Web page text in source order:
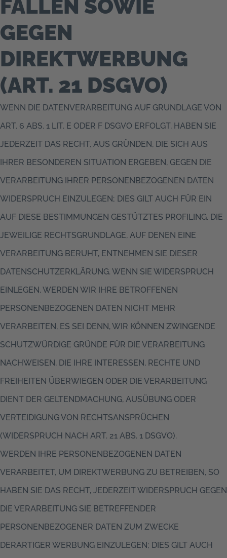
FÄLLEN SOWIE
GEGEN
DIREKTWERBUNG
(ART. 21 DSGVO)
WENN DIE DATENVERARBEITUNG AUF GRUNDLAGE VON
ART. 6 ABS. 1 LIT. E ODER F DSGVO ERFOLGT, HABEN SIE
JEDERZEIT DAS RECHT, AUS GRÜNDEN, DIE SICH AUS
IHRER BESONDEREN SITUATION ERGEBEN, GEGEN DIE
VERARBEITUNG IHRER PERSONENBEZOGENEN DATEN
WIDERSPRUCH EINZULEGEN; DIES GILT AUCH FÜR EIN
AUF DIESE BESTIMMUNGEN GESTÜTZTES PROFILING. DIE
JEWEILIGE RECHTSGRUNDLAGE, AUF DENEN EINE
VERARBEITUNG BERUHT, ENTNEHMEN SIE DIESER
DATENSCHUTZERKLÄRUNG. WENN SIE WIDERSPRUCH
EINLEGEN, WERDEN WIR IHRE BETROFFENEN
PERSONENBEZOGENEN DATEN NICHT MEHR
VERARBEITEN, ES SEI DENN, WIR KÖNNEN ZWINGENDE
SCHUTZWÜRDIGE GRÜNDE FÜR DIE VERARBEITUNG
NACHWEISEN, DIE IHRE INTERESSEN, RECHTE UND
FREIHEITEN ÜBERWIEGEN ODER DIE VERARBEITUNG
DIENT DER GELTENDMACHUNG, AUSÜBUNG ODER
VERTEIDIGUNG VON RECHTSANSPRÜCHEN
(WIDERSPRUCH NACH ART. 21 ABS. 1 DSGVO).
WERDEN IHRE PERSONENBEZOGENEN DATEN
VERARBEITET, UM DIREKTWERBUNG ZU BETREIBEN, SO
HABEN SIE DAS RECHT, JEDERZEIT WIDERSPRUCH GEGEN
DIE VERARBEITUNG SIE BETREFFENDER
PERSONENBEZOGENER DATEN ZUM ZWECKE
DERARTIGER WERBUNG EINZULEGEN; DIES GILT AUCH